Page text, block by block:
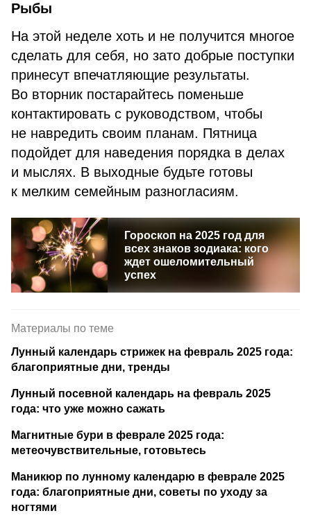
Рыбы
На этой неделе хоть и не получится многое
сделать для себя, но зато добрые поступки
принесут впечатляющие результаты.
Во вторник постарайтесь поменьше
контактировать с руководством, чтобы
не навредить своим планам. Пятница
подойдет для наведения порядка в делах
и мыслях. В выходные будьте готовы
к мелким семейным разногласиям.
Гороскоп на 2025 год для
всех знаков зодиака: кого
ждет ошеломительный
успех
Материалы по теме
Лунный календарь стрижек на февраль 2025 года:
благоприятные дни, тренды
Лунный посевной календарь на февраль 2025
года: что уже можно сажать
Магнитные бури в феврале 2025 года:
метеочувствительные, готовьтесь
Маникюр по лунному календарю в феврале 2025
года: благоприятные дни, советы по уходу за
ногтями